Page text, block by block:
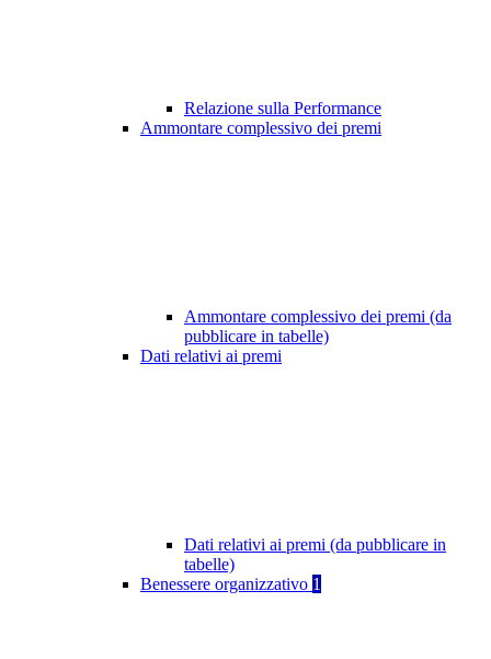
Relazione sulla Performance
Ammontare complessivo dei premi
Ammontare complessivo dei premi (da
pubblicare in tabelle)
Dati relativi ai premi
Dati relativi ai premi (da pubblicare in
tabelle)
Benessere organizzativo 1